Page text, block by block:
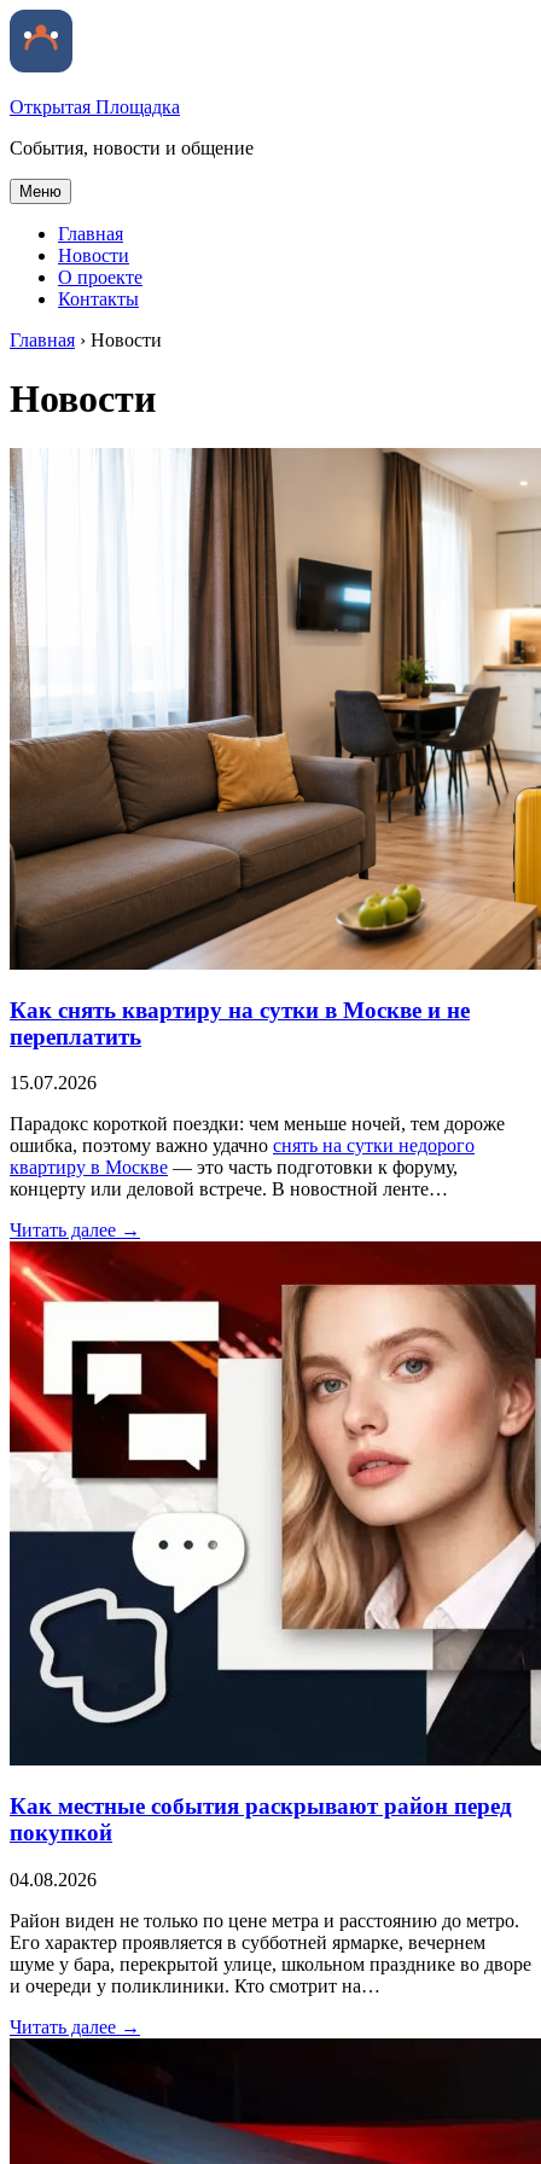
Открытая Площадка
События, новости и общение
Меню
Главная
Новости
О проекте
Контакты
Главная › Новости
Новости
Как снять квартиру на сутки в Москве и не
переплатить
15.07.2026
Парадокс короткой поездки: чем меньше ночей, тем дороже
ошибка, поэтому важно удачно снять на сутки недорого
квартиру в Москве — это часть подготовки к форуму,
концерту или деловой встрече. В новостной ленте…
Читать далее →
Как местные события раскрывают район перед
покупкой
04.08.2026
Район виден не только по цене метра и расстоянию до метро.
Его характер проявляется в субботней ярмарке, вечернем
шуме у бара, перекрытой улице, школьном празднике во дворе
и очереди у поликлиники. Кто смотрит на…
Читать далее →